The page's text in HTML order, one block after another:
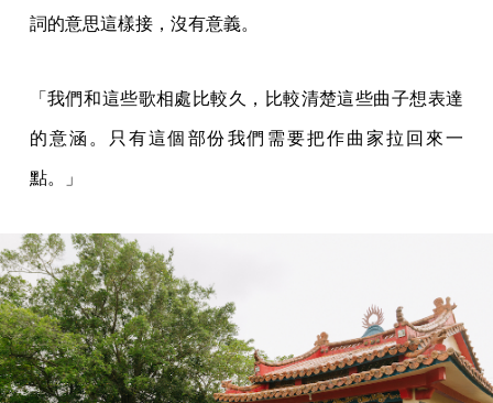
詞的意思這樣接，沒有意義。
「我們和這些歌相處比較久，比較清楚這些曲子想表達
的意涵。只有這個部份我們需要把作曲家拉回來一
點。」